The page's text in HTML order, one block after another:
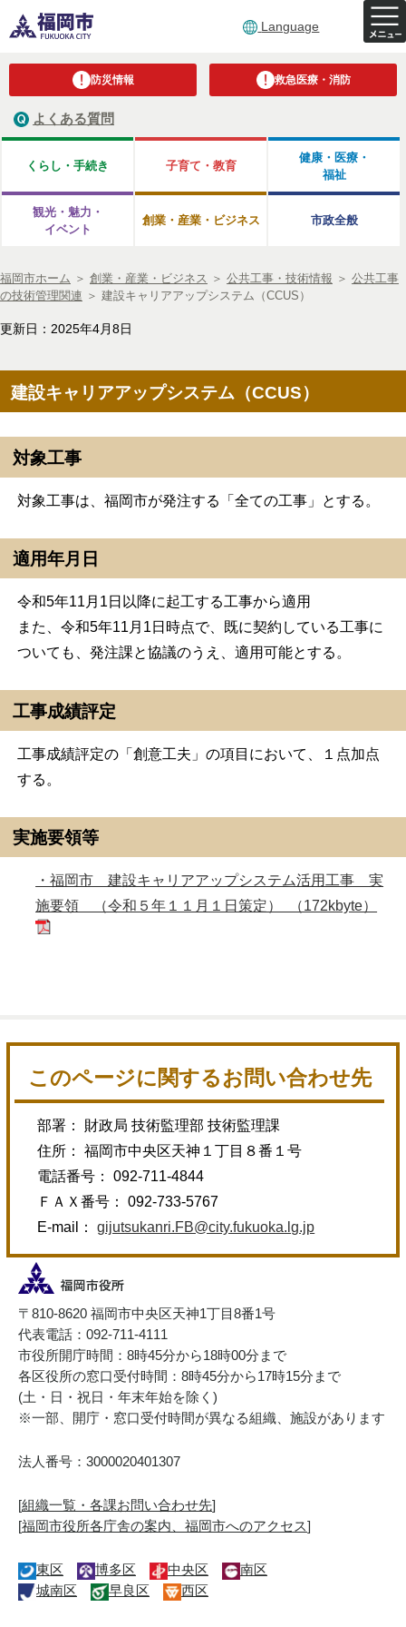
Language
防災情報 救急医療・消防
よくある質問
くらし・手続き 子育て・教育
健康・医療・
福祉
観光・魅力・
イベント
創業・産業・ビジネス 市政全般
福岡市ホーム ＞ 創業・産業・ビジネス ＞ 公共工事・技術情報 ＞ 公共工事
の技術管理関連 ＞ 建設キャリアアップシステム（CCUS）
更新日：2025年4月8日
建設キャリアアップシステム（CCUS）
対象工事
対象工事は、福岡市が発注する「全ての工事」とする。
適用年月日
令和5年11月1日以降に起工する工事から適用
また、令和5年11月1日時点で、既に契約している工事に
ついても、発注課と協議のうえ、適用可能とする。
工事成績評定
工事成績評定の「創意工夫」の項目において、１点加点
する。
実施要領等
・福岡市 建設キャリアアップシステム活用工事 実
施要領 （令和５年１１月１日策定） （172kbyte）
このページに関するお問い合わせ先
部署： 財政局 技術監理部 技術監理課
住所： 福岡市中央区天神１丁目８番１号
電話番号： 092-711-4844
ＦＡＸ番号： 092-733-5767
E-mail：gijutsukanri.FB@city.fukuoka.lg.jp
〒810-8620 福岡市中央区天神1丁目8番1号
代表電話：092-711-4111
市役所開庁時間：8時45分から18時00分まで
各区役所の窓口受付時間：8時45分から17時15分まで
(土・日・祝日・年末年始を除く)
※一部、開庁・窓口受付時間が異なる組織、施設があります
法人番号：3000020401307
[組織一覧・各課お問い合わせ先]
[福岡市役所各庁舎の案内、福岡市へのアクセス]
東区 博多区 中央区
南区
城南区
早良区 西区